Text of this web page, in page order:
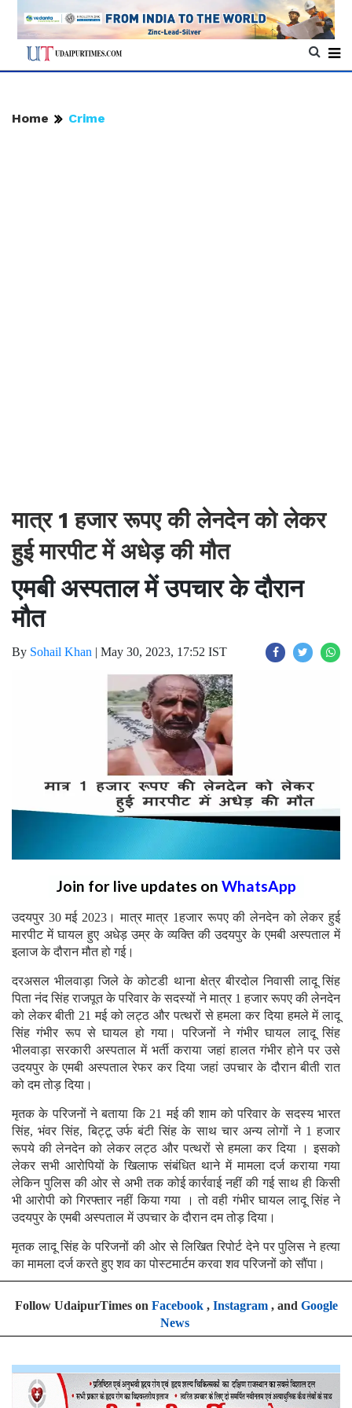
Home Crime
मात्र 1 हजार रूपए की लेनदेन को लेकर
हुई मारपीट में अधेड़ की मौत
एमबी अस्पताल में उपचार के दौरान
मौत
By Sohail Khan | May 30, 2023, 17:52 IST
Join for live updates on WhatsApp
उदयपुर 30 मई 2023। मात्र मात्र 1हजार रूपए की लेनदेन को लेकर हुई
मारपीट में घायल हुए अधेड़ उम्र के व्यक्ति की उदयपुर के एमबी अस्पताल में
इलाज के दौरान मौत हो गई।
दरअसल भीलवाड़ा जिले के कोटडी थाना क्षेत्र बीरदोल निवासी लादू सिंह
पिता नंद सिंह राजपूत के परिवार के सदस्यों ने मात्र 1 हजार रूपए की लेनदेन
को लेकर बीती 21 मई को लट्ठ और पत्थरों से हमला कर दिया हमले में लादू
सिंह गंभीर रूप से घायल हो गया। परिजनों ने गंभीर घायल लादू सिंह
भीलवाड़ा सरकारी अस्पताल में भर्ती कराया जहां हालत गंभीर होने पर उसे
उदयपुर के एमबी अस्पताल रेफर कर दिया जहां उपचार के दौरान बीती रात
को दम तोड़ दिया।
मृतक के परिजनों ने बताया कि 21 मई की शाम को परिवार के सदस्य भारत
सिंह, भंवर सिंह, बिट्टू उर्फ बंटी सिंह के साथ चार अन्य लोगों ने 1 हजार
रूपये की लेनदेन को लेकर लट्ठ और पत्थरों से हमला कर दिया । इसको
लेकर सभी आरोपियों के खिलाफ संबंधित थाने में मामला दर्ज कराया गया
लेकिन पुलिस की ओर से अभी तक कोई कार्रवाई नहीं की गई साथ ही किसी
भी आरोपी को गिरफ्तार नहीं किया गया । तो वही गंभीर घायल लादू सिंह ने
उदयपुर के एमबी अस्पताल में उपचार के दौरान दम तोड़ दिया।
मृतक लादू सिंह के परिजनों की ओर से लिखित रिपोर्ट देने पर पुलिस ने हत्या
का मामला दर्ज करते हुए शव का पोस्टमार्टम करवा शव परिजनों को सौंपा।
Follow UdaipurTimes on Facebook, Instagram, and Google
News